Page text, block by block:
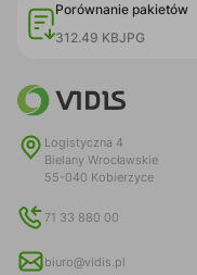
Porównanie pakietów
312.49 KBJPG
Logistyczna 4
Bielany Wrocławskie
55-040 Kobierzyce
71 33 880 00
biuro@vidis.pl